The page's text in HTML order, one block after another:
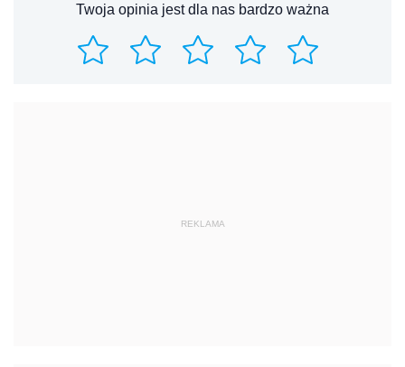
Twoja opinia jest dla nas bardzo ważna
REKLAMA